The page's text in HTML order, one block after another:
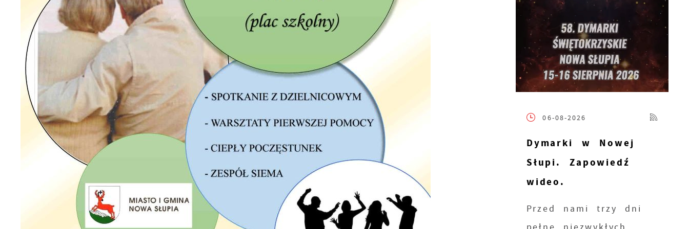
06-08-2026
Dymarki w Nowej
Słupi. Zapowiedź
wideo.
Przed nami trzy dni